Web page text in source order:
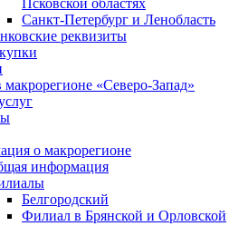
Санкт-Петербург и Ленобласть
реквизиты
макрорегионе «Северо-Запад»
о макрорегионе
информация
Белгородский
Филиал в Брянской и Орловской